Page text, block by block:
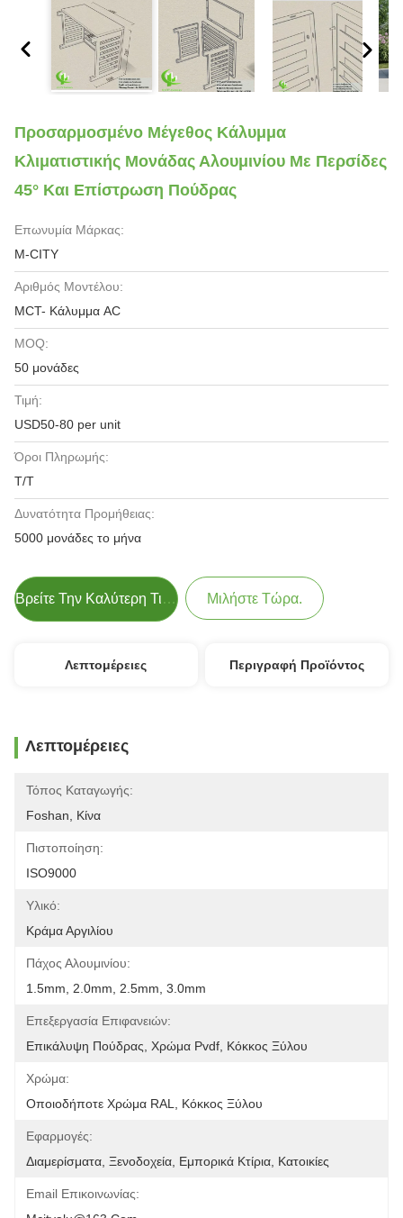
Προσαρμοσμένο Μέγεθος Κάλυμμα
Κλιματιστικής Μονάδας Αλουμινίου Με Περσίδες
45° Και Επίστρωση Πούδρας
Επωνυμία Μάρκας:
M-CITY
Αριθμός Μοντέλου:
MCT- Κάλυμμα AC
MOQ:
50 μονάδες
Τιμή:
USD50-80 per unit
Όροι Πληρωμής:
T/T
Δυνατότητα Προμήθειας:
5000 μονάδες το μήνα
Βρείτε Την Καλύτερη Τιμή Μιλήστε Τώρα.
Λεπτομέρειες Περιγραφή Προϊόντος
Λεπτομέρειες
Τόπος Καταγωγής:
Foshan, Κίνα
Πιστοποίηση:
ISO9000
Υλικό:
Κράμα Αργιλίου
Πάχος Αλουμινίου:
1.5mm, 2.0mm, 2.5mm, 3.0mm
Επεξεργασία Επιφανειών:
Επικάλυψη Πούδρας, Χρώμα Pvdf, Κόκκος Ξύλου
Χρώμα:
Οποιοδήποτε Χρώμα RAL, Κόκκος Ξύλου
Εφαρμογές:
Διαμερίσματα, Ξενοδοχεία, Εμπορικά Κτίρια, Κατοικίες
Email Επικοινωνίας: